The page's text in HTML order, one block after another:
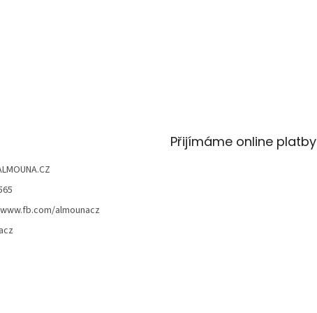
almounacz
Přijímáme online platby